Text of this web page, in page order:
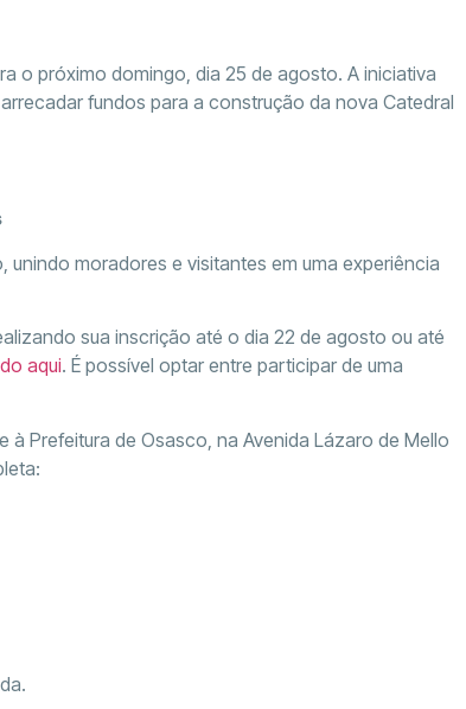
o próximo domingo, dia 25 de agosto. A iniciativa
fundos para a construção da nova Catedral
moradores e visitantes em uma experiência
sua inscrição até o dia 22 de agosto ou até
aqui. É possível optar entre participar de uma
Prefeitura de Osasco, na Avenida Lázaro de Mello